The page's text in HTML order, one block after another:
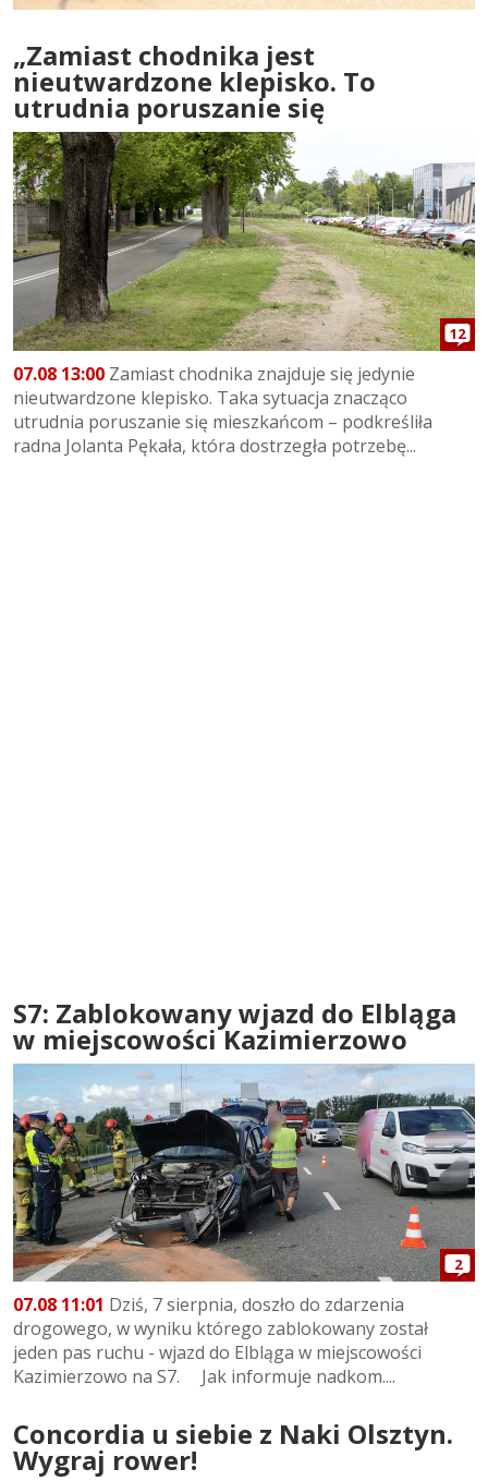
„Zamiast chodnika jest
nieutwardzone klepisko. To
utrudnia poruszanie się
12
07.08 13:00 Zamiast chodnika znajduje się jedynie
nieutwardzone klepisko. Taka sytuacja znacząco
utrudnia poruszanie się mieszkańcom – podkreśliła
radna Jolanta Pękała, która dostrzegła potrzebę...
S7: Zablokowany wjazd do Elbląga
w miejscowości Kazimierzowo
2
07.08 11:01 Dziś, 7 sierpnia, doszło do zdarzenia
drogowego, w wyniku którego zablokowany został
jeden pas ruchu - wjazd do Elbląga w miejscowości
Kazimierzowo na S7. Jak informuje nadkom....
Concordia u siebie z Naki Olsztyn.
Wygraj rower!